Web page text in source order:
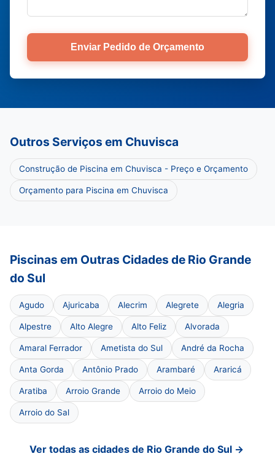
Enviar Pedido de Orçamento
Outros Serviços em Chuvisca
Construção de Piscina em Chuvisca - Preço e Orçamento
Orçamento para Piscina em Chuvisca
Piscinas em Outras Cidades de Rio Grande
do Sul
Agudo Ajuricaba Alecrim Alegrete Alegria
Alpestre Alto Alegre Alto Feliz Alvorada
Amaral Ferrador Ametista do Sul André da Rocha
Anta Gorda Antônio Prado Arambaré Araricá
Aratiba Arroio Grande Arroio do Meio
Arroio do Sal
Ver todas as cidades de Rio Grande do Sul →